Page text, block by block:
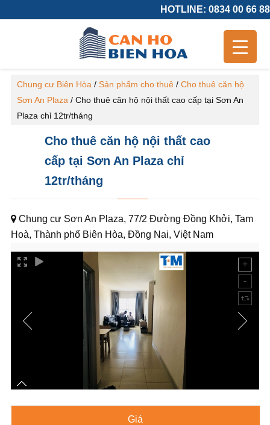
HOTLINE: 0834 00 66 88
Chung cư Biên Hòa / Sản phẩm cho thuê/ Cho thuê căn hộ
Sơn An Plaza / Cho thuê căn hộ nội thất cao cấp tại Sơn An
Plaza chỉ 12tr/tháng
Cho thuê căn hộ nội thất cao
cấp tại Sơn An Plaza chỉ
12tr/tháng
Chung cư Sơn An Plaza, 77/2 Đường Đồng Khởi, Tam
Hoà, Thành phố Biên Hòa, Đồng Nai, Việt Nam
Giá